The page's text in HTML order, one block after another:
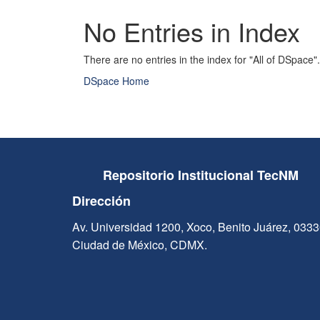
No Entries in Index
There are no entries in the index for "All of DSpace".
DSpace Home
Repositorio Institucional TecNM
Dirección
Av. Universidad 1200, Xoco, Benito Juárez,
Ciudad de México, CDMX.